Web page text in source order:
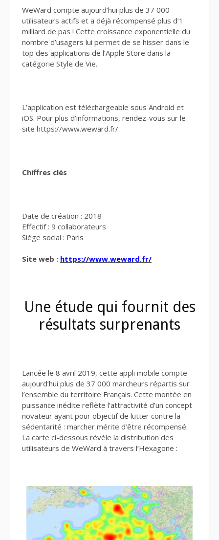
WeWard compte aujourd’hui plus de 37 000
utilisateurs actifs et a déjà récompensé plus d’1
milliard de pas ! Cette croissance exponentielle du
nombre d’usagers lui permet de se hisser dans le
top des applications de l’Apple Store dans la
catégorie Style de Vie.
L’application est téléchargeable sous Android et
iOS. Pour plus d’informations, rendez-vous sur le
site https://www.weward.fr/.
Chiffres clés
Date de création : 2018
Effectif : 9 collaborateurs
Siège social : Paris
Site web : https://www.weward.fr/
Une étude qui fournit des
résultats surprenants
Lancée le 8 avril 2019, cette appli mobile compte
aujourd’hui plus de 37 000 marcheurs répartis sur
l’ensemble du territoire Français. Cette montée en
puissance inédite reflète l’attractivité d’un concept
novateur ayant pour objectif de lutter contre la
sédentarité : marcher mérite d’être récompensé.
La carte ci-dessous révèle la distribution des
utilisateurs de WeWard à travers l’Hexagone :